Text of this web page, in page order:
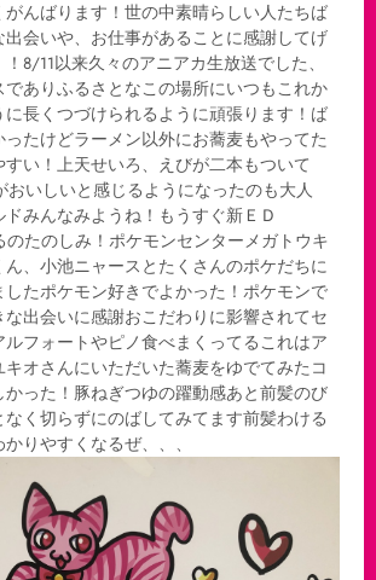
がんばります！世の中素晴らしい人たちば
出会いや、お仕事があることに感謝してげ
8/11以来久々のアニアカ生放送でした、
ありふるさとなこの場所にいつもこれか
に長くつづけられるように頑張ります！ば
ったけどラーメン以外にお蕎麦もやってた
い！上天せいろ、えびが二本もついて
おいしいと感じるようになったのも大人
みんなみようね！もうすぐ新ＥＤ
のたのしみ！ポケモンセンターメガトウキ
ん、小池ニャースとたくさんのポケだちに
したポケモン好きでよかった！ポケモンで
出会いに感謝おこだわりに影響されてセ
フォートやピノ食べまくってるこれはア
オさんにいただいた蕎麦をゆでてみたコ
かった！豚ねぎつゆの躍動感あと前髪のび
く切らずにのばしてみてます前髪わける
りやすくなるぜ、、、